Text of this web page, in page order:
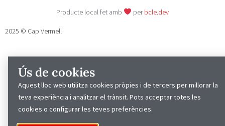
Producte local fet amb perbcle.dev
2025 © Cap Vermell
Ús de cookies
Aquest lloc web utilitza cookies pròpies i de tercers per millorar la
teva experiència i analitzar el trànsit. Pots acceptar totes les
cookies o configurar les teves preferències.